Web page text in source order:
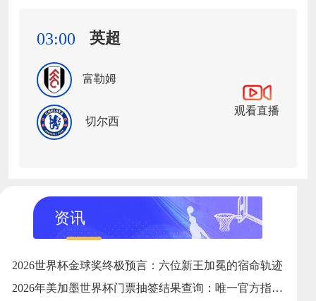
03:00 英超
富勒姆
切尔西
观看直播
资讯
2026世界杯金球奖终极预言：六位新王加冕的宿命轨迹
2026年美加墨世界杯门票抽签结果查询：唯一官方指定24直播网